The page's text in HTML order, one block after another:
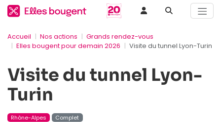
Accueil Nos actions
Grands rendez-vous
Elles bougent pour demain 2026
Visite du tunnel Lyon-Turin
Visite du tunnel Lyon-
Turin
Rhône-Alpes Complet